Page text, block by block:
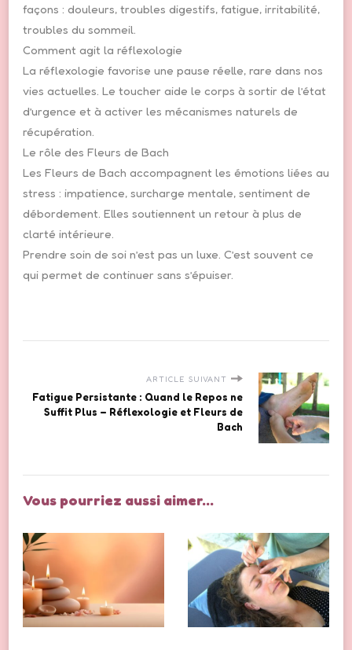
façons : douleurs, troubles digestifs, fatigue, irritabilité,
troubles du sommeil.
Comment agit la réflexologie
La réflexologie favorise une pause réelle, rare dans nos
vies actuelles. Le toucher aide le corps à sortir de l’état
d’urgence et à activer les mécanismes naturels de
récupération.
Le rôle des Fleurs de Bach
Les Fleurs de Bach accompagnent les émotions liées au
stress : impatience, surcharge mentale, sentiment de
débordement. Elles soutiennent un retour à plus de
clarté intérieure.
Prendre soin de soi n’est pas un luxe. C’est souvent ce
qui permet de continuer sans s’épuiser.
ARTICLE SUIVANT
Fatigue Persistante : Quand le Repos ne
Suffit Plus – Réflexologie et Fleurs de
Bach
Vous pourriez aussi aimer...